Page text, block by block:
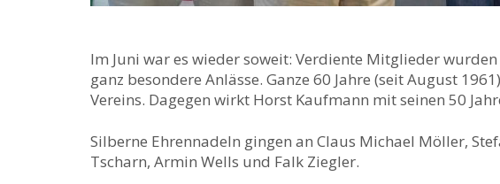
Im Juni war es wieder soweit: Verdiente Mitglieder
ganz besondere Anlässe. Ganze 60 Jahre (seit August
Vereins. Dagegen wirkt Horst Kaufmann mit seinen 50
Silberne Ehrennadeln gingen an Claus Michael Möller,
Tscharn, Armin Wells und Falk Ziegler.